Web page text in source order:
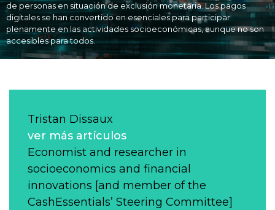
de personas en situación de exclusión monetaria. Los pagos
digitales se han convertido en esenciales para participar
plenamente en las actividades socioeconómicas, aunque no son
accesibles para todos.
Tristan Dissaux
ver más artículos
Economist and researcher in
socioeconomics and financial
innovations [and member of the
CashEssentials’ Steering Committee]